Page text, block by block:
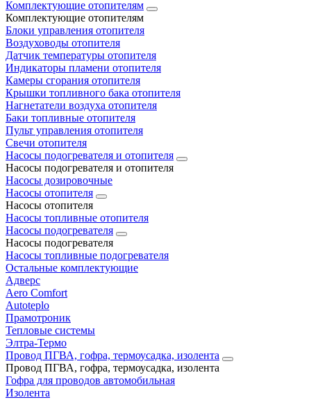
Комплектующие отопителям
Комплектующие отопителям
Блоки управления отопителя
Воздуховоды отопителя
Датчик температуры отопителя
Индикаторы пламени отопителя
Камеры сгорания отопителя
Крышки топливного бака отопителя
Нагнетатели воздуха отопителя
Баки топливные отопителя
Пульт управления отопителя
Свечи отопителя
Насосы подогревателя и отопителя
Насосы подогревателя и отопителя
Насосы дозировочные
Насосы отопителя
Насосы отопителя
Насосы топливные отопителя
Насосы подогревателя
Насосы подогревателя
Насосы топливные подогревателя
Остальные комплектующие
Адверс
Aero Comfort
Autoteplo
Прамотроник
Тепловые системы
Элтра-Термо
Провод ПГВА, гофра, термоусадка, изолента
Провод ПГВА, гофра, термоусадка, изолента
Гофра для проводов автомобильная
Изолента